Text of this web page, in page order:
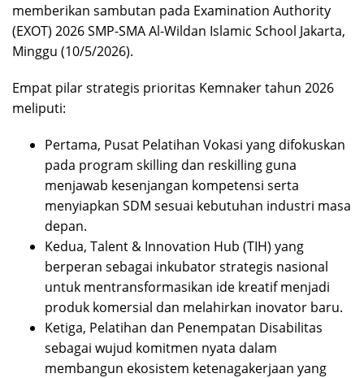
memberikan sambutan pada Examination Authority
(EXOT) 2026 SMP-SMA Al-Wildan Islamic School Jakarta,
Minggu (10/5/2026).
Empat pilar strategis prioritas Kemnaker tahun 2026
meliputi:
Pertama, Pusat Pelatihan Vokasi yang difokuskan
pada program skilling dan reskilling guna
menjawab kesenjangan kompetensi serta
menyiapkan SDM sesuai kebutuhan industri masa
depan.
Kedua, Talent & Innovation Hub (TIH) yang
berperan sebagai inkubator strategis nasional
untuk mentransformasikan ide kreatif menjadi
produk komersial dan melahirkan inovator baru.
Ketiga, Pelatihan dan Penempatan Disabilitas
sebagai wujud komitmen nyata dalam
membangun ekosistem ketenagakerjaan yang